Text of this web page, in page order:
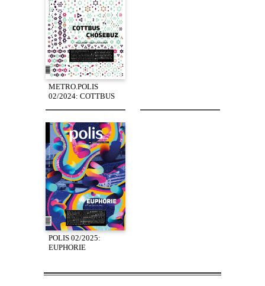
METRO.POLIS
02/2024: COTTBUS
POLIS 02/2025:
EUPHORIE